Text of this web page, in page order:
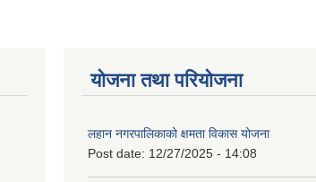
योजना तथा परियोजना
लहान नगरपालिकाको क्षमता विकास योजना
Post date: 12/27/2025 - 14:08